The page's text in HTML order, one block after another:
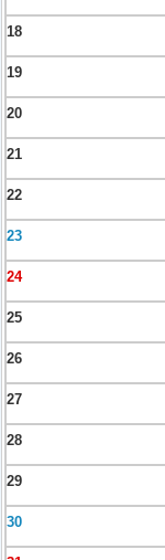
18
19
20
21
22
23
24
25
26
27
28
29
30